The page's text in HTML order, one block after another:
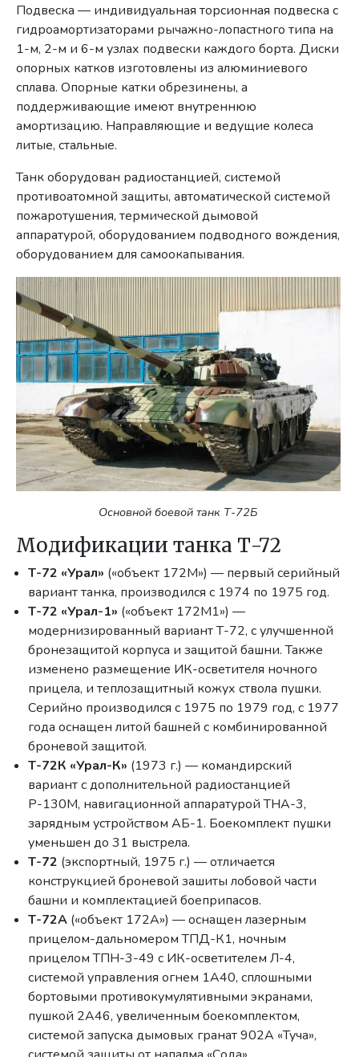
Подвеска — индивидуальная торсионная подвеска с
гидроамортизаторами рычажно-лопастного типа на
1-м, 2-м и 6-м узлах подвески каждого борта. Диски
опорных катков изготовлены из алюминиевого
сплава. Опорные катки обрезинены, а
поддерживающие имеют внутреннюю
амортизацию. Направляющие и ведущие колеса
литые, стальные.
Танк оборудован радиостанцией, системой
противоатомной защиты, автоматической системой
пожаротушения, термической дымовой
аппаратурой, оборудованием подводного вождения,
оборудованием для самоокапывания.
Основной боевой танк Т-72Б
Модификации танка Т-72
Т-72 «Урал» («объект 172М») — первый серийный
вариант танка, производился с 1974 по 1975 год.
Т-72 «Урал-1» («объект 172М1») —
модернизированный вариант Т-72, с улучшенной
бронезащитой корпуса и защитой башни. Также
изменено размещение ИК-осветителя ночного
прицела, и теплозащитный кожух ствола пушки.
Серийно производился с 1975 по 1979 год, с 1977
года оснащен литой башней с комбинированной
броневой защитой.
Т-72К «Урал-К» (1973 г.) — командирский
вариант с дополнительной радиостанцией
Р-130М, навигационной аппаратурой ТНА-3,
зарядным устройством АБ-1. Боекомплект пушки
уменьшен до 31 выстрела.
Т-72 (экспортный, 1975 г.) — отличается
конструкцией броневой зашиты лобовой части
башни и комплектацией боеприпасов.
Т-72А («объект 172А») — оснащен лазерным
прицелом-дальномером ТПД-К1, ночным
прицелом ТПН-3-49 с ИК-осветителем Л-4,
системой управления огнем 1А40, сплошными
бортовыми противокумулятивными экранами,
пушкой 2А46, увеличенным боекомплектом,
системой запуска дымовых гранат 902А «Туча»,